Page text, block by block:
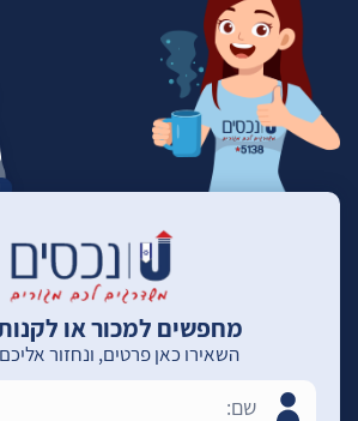
מחפשים למכור או
השאירו כאן פרטים, ונחזור